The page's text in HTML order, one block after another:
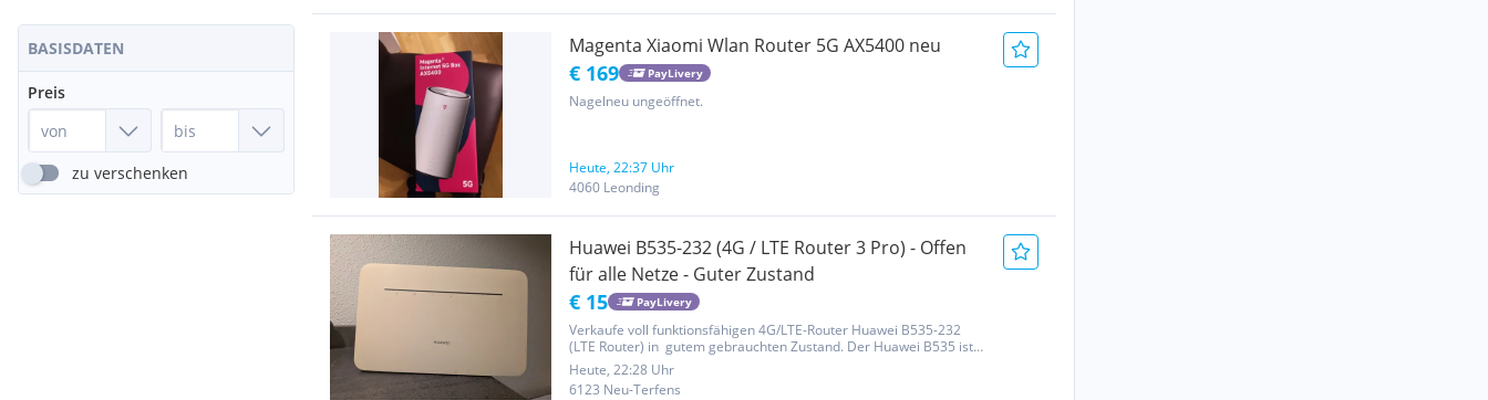
BASISDATEN
Preis
zu verschenken
Magenta Xiaomi Wlan Router 5G AX5400 neu
€ 169 PayLivery
Nagelneu ungeöffnet.
Heute, 22:37 Uhr
4060 Leonding
Huawei B535-232 (4G / LTE Router 3 Pro) - Offen
für alle Netze - Guter Zustand
€ 15 PayLivery
Verkaufe voll funktionsfähigen 4G/LTE-Router Huawei B535-232
(LTE Router) in gutem gebrauchten Zustand. Der Huawei B535 ist
einer der zuverlässigsten LTE-Router für Zuhause, das Home Office
oder das Ferienhaus. Einfach SIM-Karte einlegen, anstecken und...
Heute, 22:28 Uhr
6123 Neu-Terfens